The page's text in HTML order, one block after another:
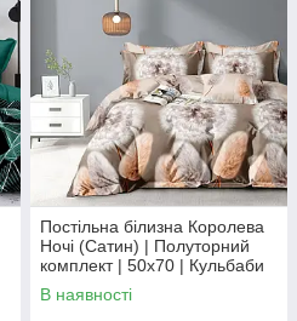
Постільна білизна Королева
Ночі (Сатин) | Полуторний
комплект | 50х70 | Кульбаби
на бежевому
В наявності